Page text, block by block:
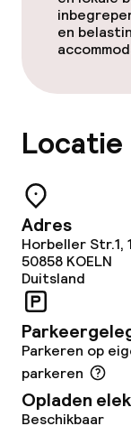
Bar
Eet- en
Dieetopties
en
Locatie
Adres
Horbeller Str.1, 1
50858 KOELN
Duitsland
Parkeren op
parkeren
Opladen
Beschikbaar